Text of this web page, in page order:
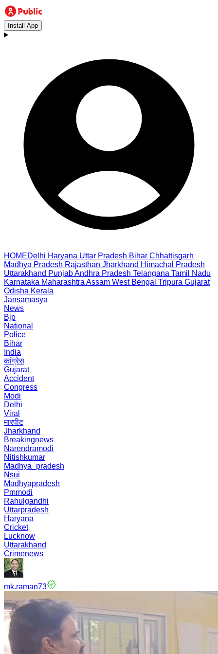
Install App
HOMEDelhi Haryana Uttar Pradesh Bihar Chhattisgarh
Madhya Pradesh Rajasthan Jharkhand Himachal Pradesh
Uttarakhand PunjabAndhra Pradesh Telangana Tamil Nadu
Karnataka Maharashtra Assam West Bengal Tripura Gujarat
Odisha Kerala
Jansamasya
News
Bjp
National
Police
Bihar
India
कांग्रेस
Gujarat
Accident
Congress
Modi
Delhi
Viral
मारपीट
Jharkhand
Breakingnews
Narendramodi
Nitishkumar
Madhya_pradesh
Nsui
Madhyapradesh
Pmmodi
Rahulgandhi
Uttarpradesh
Haryana
Cricket
Lucknow
Uttarakhand
Crimenews
mk.raman73